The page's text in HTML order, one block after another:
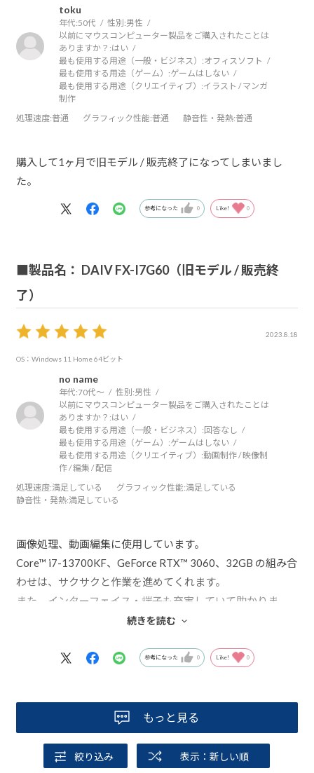
toku
年代:50代 性別:男性
以前にマウスコンピューター製品をご購入されたことは
ありますか？:はい
最も使用する用途（一般・ビジネス）:オフィスソフト
最も使用する用途（ゲーム）:ゲームはしない
最も使用する用途（クリエイティブ）:イラスト / マンガ
制作
処理速度:普通 グラフィック性能:普通 静音性・発熱:普通
購入して1ヶ月で旧モデル / 販売終了になってしまいまし
た。
参考になった 0 Like! 0
■製品名： DAIV FX-I7G60（旧モデル / 販売終
了）
2023.8.18
OS：Windows 11 Home 64ビット
no name
年代:70代～ 性別:男性
以前にマウスコンピューター製品をご購入されたことは
ありますか？:はい
最も使用する用途（一般・ビジネス）: 回答なし
最も使用する用途（ゲーム）:ゲームはしない
最も使用する用途（クリエイティブ）:動画制作 / 映像制
作 / 編集 / 配信
処理速度:満足している グラフィック性能:満足している
静音性・発熱:満足している
画像処理、動画編集に使用しています。
Core™ i7-13700KF、GeForce RTX™ 3060、32GB の組み合
わせは、サクサクと作業を進めてくれます。
また、インターフェイス・端子も充実していて助かりま
また、メールでの質問にも丁寧に答えていただき好感が持
続きを読む
参考になった 0 Like! 0
もっと見る
絞り込み 表示：新しい順